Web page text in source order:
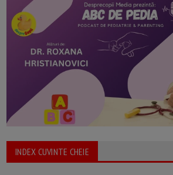
INDEX CUVINTE CHEIE